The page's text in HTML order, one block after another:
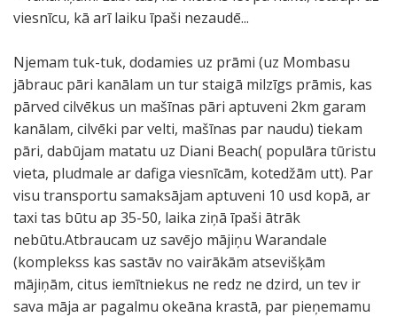
viesnīcu, kā arī laiku īpaši nezaudē...
Njemam tuk-tuk, dodamies uz prāmi (uz Mombasu
jābrauc pāri kanālam un tur staigā milzīgs prāmis, kas
pārved cilvēkus un mašīnas pāri aptuveni 2km garam
kanālam, cilvēki par velti, mašīnas par naudu) tiekam
pāri, dabūjam matatu uz Diani Beach( populāra tūristu
vieta, pludmale ar dafiga viesnīcām, kotedžām utt). Par
visu transportu samaksājam aptuveni 10 usd kopā, ar
taxi tas būtu ap 35-50, laika ziņā īpaši ātrāk
nebūtu.Atbraucam uz savējo mājiņu Warandale
(komplekss kas sastāv no vairākām atsevišķām
mājiņām, citus iemītniekus ne redz ne dzird, un tev ir
sava māja ar pagalmu okeāna krastā, par pieņemamu